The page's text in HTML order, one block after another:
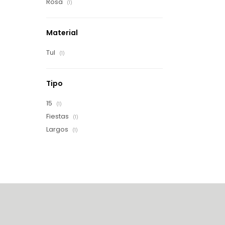
(1)
Material
Tul (1)
Tipo
15 (1)
Fiestas (1)
Largos (1)